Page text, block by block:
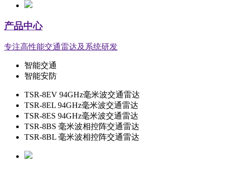
产品中心
专注高性能交通雷达及系统研发
智能交通
智能安防
TSR-8EV 94GHz毫米波交通雷达
TSR-8EL 94GHz毫米波交通雷达
TSR-8ES 94GHz毫米波交通雷达
TSR-8BS 毫米波相控阵交通雷达
TSR-8BL 毫米波相控阵交通雷达